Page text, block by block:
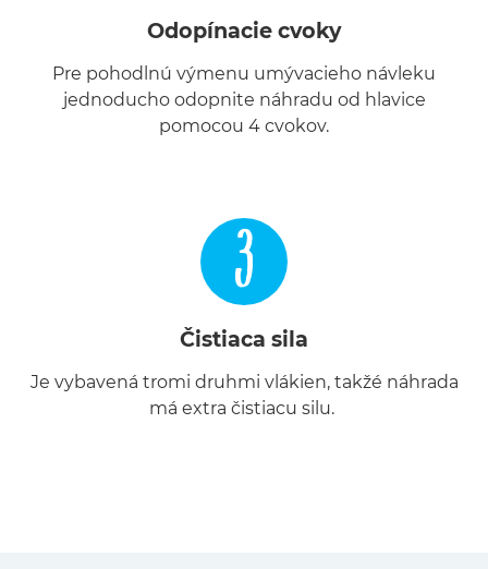
Odopínacie cvoky
Pre pohodlnú výmenu umývacieho návleku
jednoducho odopnite náhradu od hlavice
pomocou 4 cvokov.
3
Čistiaca sila
Je vybavená tromi druhmi vlákien, takžé náhrada
má extra čistiacu silu.